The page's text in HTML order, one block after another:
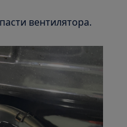
вентилятора.